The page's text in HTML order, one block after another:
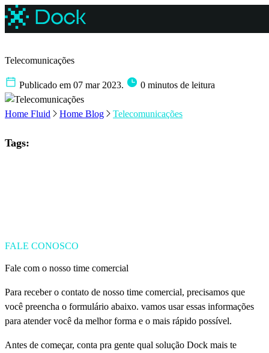
Telecomunicações
Publicado em 07 mar 2023. 0 minutos de leitura
Home Fluid Home Blog Telecomunicações
Tags:
FALE CONOSCO
Fale com o nosso time comercial
Para receber o contato de nosso time comercial, precisamos que
você preencha o formulário abaixo. vamos usar essas informações
para atender você da melhor forma e o mais rápido possível.
Antes de começar, conta pra gente qual solução Dock mais te